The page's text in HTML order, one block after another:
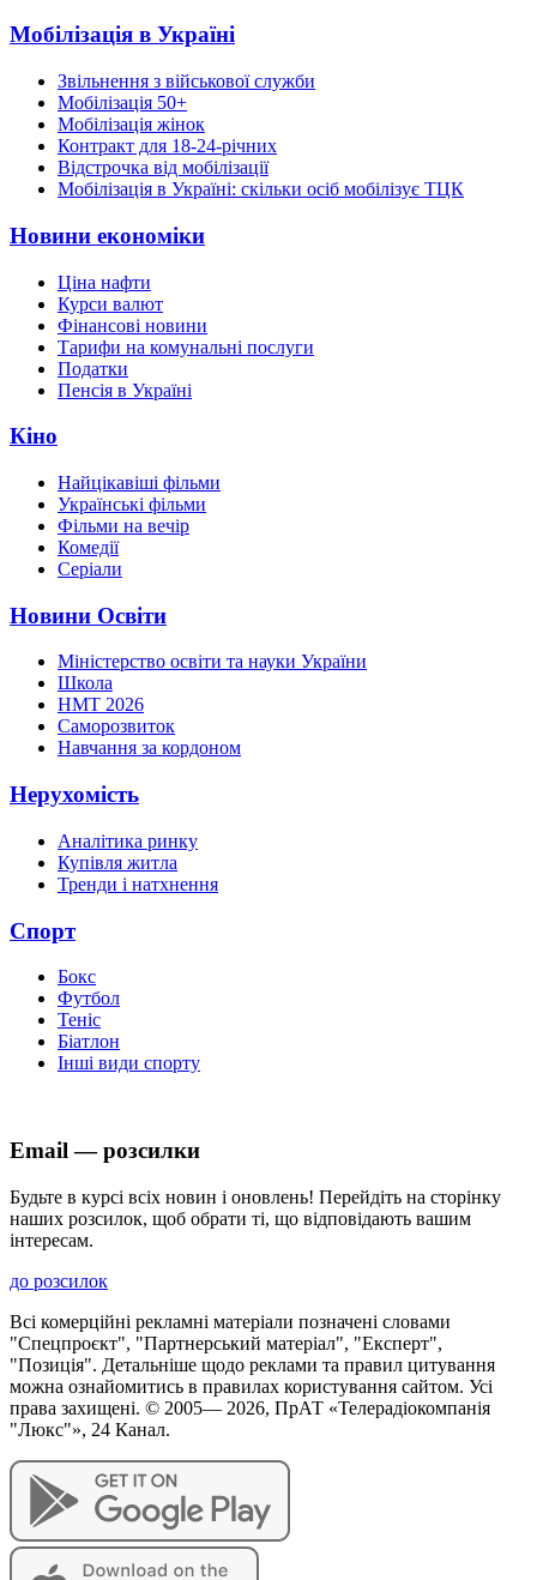
Мобілізація в Україні
Звільнення з військової служби
Мобілізація 50+
Мобілізація жінок
Контракт для 18-24-річних
Відстрочка від мобілізації
Мобілізація в Україні: скільки осіб мобілізує ТЦК
Новини економіки
Ціна нафти
Курси валют
Фінансові новини
Тарифи на комунальні послуги
Податки
Пенсія в Україні
Кіно
Найцікавіші фільми
Українські фільми
Фільми на вечір
Комедії
Серіали
Новини Освіти
Міністерство освіти та науки України
Школа
НМТ 2026
Саморозвиток
Навчання за кордоном
Нерухомість
Аналітика ринку
Купівля житла
Тренди і натхнення
Спорт
Бокс
Футбол
Теніс
Біатлон
Інші види спорту
Email — розсилки
Будьте в курсі всіх новин і оновлень! Перейдіть на сторінку
наших розсилок, щоб обрати ті, що відповідають вашим
інтересам.
до розсилок
Всі комерційні рекламні матеріали позначені словами
"Спецпроєкт", "Партнерський матеріал", "Експерт",
"Позиція". Детальніше щодо реклами та правил цитування
можна ознайомитись в правилах користування сайтом. Усі
права захищені. © 2005— 2026, ПрАТ «Телерадіокомпанія
"Люкс"», 24 Канал.